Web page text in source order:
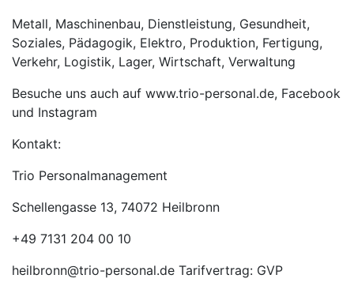
Metall, Maschinenbau, Dienstleistung, Gesundheit,
Soziales, Pädagogik, Elektro, Produktion, Fertigung,
Verkehr, Logistik, Lager, Wirtschaft, Verwaltung
Besuche uns auch auf www.trio-personal.de, Facebook
und Instagram
Kontakt:
Trio Personalmanagement
Schellengasse 13, 74072 Heilbronn
+49 7131 204 00 10
heilbronn@trio-personal.de Tarifvertrag: GVP